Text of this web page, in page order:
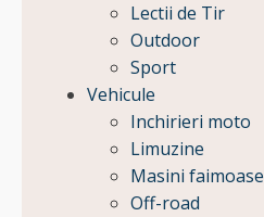
Lectii de Tir
Outdoor
Sport
Vehicule
Inchirieri moto
Limuzine
Masini faimoase
Off-road